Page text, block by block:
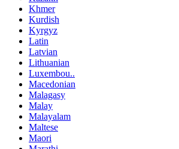
Khmer
Kurdish
Kyrgyz
Latin
Latvian
Lithuanian
Luxembou..
Macedonian
Malagasy
Malay
Malayalam
Maltese
Maori